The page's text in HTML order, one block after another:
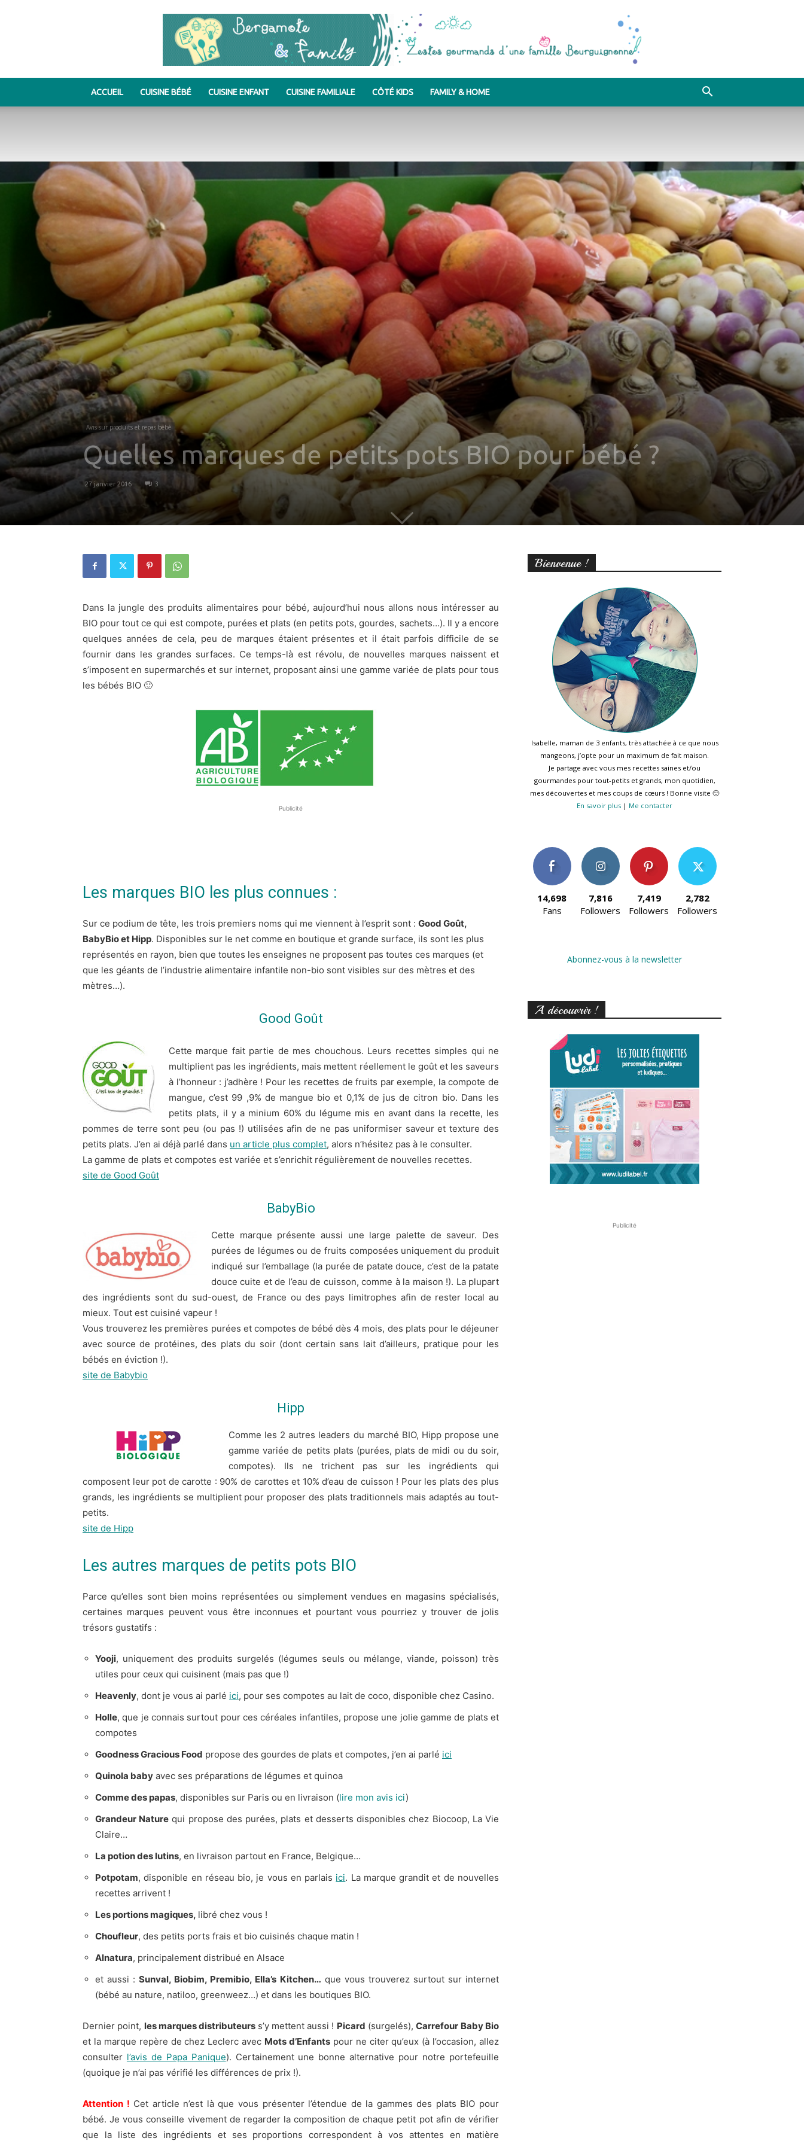
&
Family
ACCUEIL CUISINE BÉBÉ CUISINE ENFANT CUISINE FAMILIALE CÔTÉ KIDS FAMILY & HOME
Avis sur produits et repas bébé
Quelles marques de petits pots BIO pour bébé ?
27 janvier 2016 3
Dans la jungle des produits alimentaires pour bébé, aujourd’hui nous allons nous intéresser au
BIO pour tout ce qui est compote, purées et plats (en petits pots, gourdes, sachets…). Il y a encore
quelques années de cela, peu de marques étaient présentes et il était parfois difficile de se
fournir dans les grandes surfaces. Ce temps-là est révolu, de nouvelles marques naissent et
s’imposent en supermarchés et sur internet, proposant ainsi une gamme variée de plats pour tous
les bébés BIO 🙂
Publicité
Les marques BIO les plus connues :
Sur ce podium de tête, les trois premiers noms qui me viennent à l’esprit sont : Good Goût,
BabyBio et Hipp. Disponibles sur le net comme en boutique et grande surface, ils sont les plus
représentés en rayon, bien que toutes les enseignes ne proposent pas toutes ces marques (et
que les géants de l’industrie alimentaire infantile non-bio sont visibles sur des mètres et des
mètres…).
Good Goût
Cette marque fait partie de mes chouchous. Leurs recettes simples qui ne
multiplient pas les ingrédients, mais mettent réellement le goût et les saveurs
à l’honneur : j’adhère ! Pour les recettes de fruits par exemple, la compote de
mangue, c’est 99 ,9% de mangue bio et 0,1% de jus de citron bio. Dans les
petits plats, il y a minium 60% du légume mis en avant dans la recette, les
pommes de terre sont peu (ou pas !) utilisées afin de ne pas uniformiser saveur et texture des
petits plats. J’en ai déjà parlé dans un article plus complet, alors n’hésitez pas à le consulter.
La gamme de plats et compotes est variée et s’enrichit régulièrement de nouvelles recettes.
site de Good Goût
BabyBio
Cette marque présente aussi une large palette de saveur. Des
purées de légumes ou de fruits composées uniquement du produit
indiqué sur l’emballage (la purée de patate douce, c’est de la patate
douce cuite et de l’eau de cuisson, comme à la maison !). La plupart
des ingrédients sont du sud-ouest, de France ou des pays limitrophes afin de rester local au
mieux. Tout est cuisiné vapeur !
Vous trouverez les premières purées et compotes de bébé dès 4 mois, des plats pour le déjeuner
avec source de protéines, des plats du soir (dont certain sans lait d’ailleurs, pratique pour les
bébés en éviction !).
site de Babybio
Hipp
Comme les 2 autres leaders du marché BIO, Hipp propose une
gamme variée de petits plats (purées, plats de midi ou du soir,
compotes). Ils ne trichent pas sur les ingrédients qui
composent leur pot de carotte : 90% de carottes et 10% d’eau de cuisson ! Pour les plats des plus
grands, les ingrédients se multiplient pour proposer des plats traditionnels mais adaptés au tout-
petits.
site de Hipp
Les autres marques de petits pots BIO
Parce qu’elles sont bien moins représentées ou simplement vendues en magasins spécialisés,
certaines marques peuvent vous être inconnues et pourtant vous pourriez y trouver de jolis
trésors gustatifs :
Yooji, uniquement des produits surgelés (légumes seuls ou mélange, viande, poisson) très
utiles pour ceux qui cuisinent (mais pas que !)
Heavenly, dont je vous ai parlé ici, pour ses compotes au lait de coco, disponible chez Casino.
Holle, que je connais surtout pour ces céréales infantiles, propose une jolie gamme de plats et
compotes
Goodness Gracious Food propose des gourdes de plats et compotes, j’en ai parlé ici
Quinola baby avec ses préparations de légumes et quinoa
Comme des papas, disponibles sur Paris ou en livraison (lire mon avis ici)
Grandeur Nature qui propose des purées, plats et desserts disponibles chez Biocoop, La Vie
Claire…
La potion des lutins, en livraison partout en France, Belgique…
Potpotam, disponible en réseau bio, je vous en parlais ici. La marque grandit et de nouvelles
recettes arrivent !
Les portions magiques, libré chez vous !
Choufleur, des petits ports frais et bio cuisinés chaque matin !
Alnatura, principalement distribué en Alsace
et aussi :Sunval, Biobim, Premibio, Ella’s Kitchen… que vous trouverez surtout sur internet
(bébé au nature, natiloo, greenweez…) et dans les boutiques BIO.
Dernier point, les marques distributeurs s’y mettent aussi ! Picard (surgelés),Carrefour Baby Bio
et la marque repère de chez Leclerc avec Mots d’Enfantspour ne citer qu’eux (à l’occasion, allez
consulter l’avis de Papa Panique). Certainement une bonne alternative pour notre portefeuille
(quoique je n’ai pas vérifié les différences de prix !).
Attention ! Cet article n’est là que vous présenter l’étendue de la gammes des plats BIO pour
bébé. Je vous conseille vivement de regarder la composition de chaque petit pot afin de vérifier
que la liste des ingrédients et ses proportions correspondent à vos attentes en matière
Bienvenue !
Isabelle, maman de 3 enfants, très attachée à ce que nous
mangeons, j’opte pour un maximum de fait maison.
Je partage avec vous mes recettes saines et/ou
gourmandes pour tout-petits et grands, mon quotidien,
mes découvertes et mes coups de cœurs ! Bonne visite 🙂
En savoir plus | Me contacter
14,698
Fans
7,816
Followers
7,419
Followers
2,782
Followers
Abonnez-vous à la newsletter
A découvrir !
Publicité